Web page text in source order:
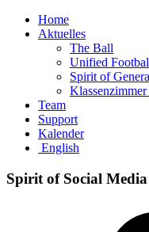
Home
Aktuelles
The Ball
Unified
Spirit of
Team
Support
Kalender
English
Spirit of Social Media